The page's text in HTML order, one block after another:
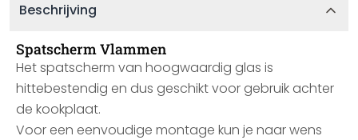
Beschrijving
Spatscherm Vlammen
Het spatscherm van hoogwaardig glas is
hittebestendig en dus geschikt voor gebruik achter
de kookplaat.
Voor een eenvoudige montage kun je naar wens